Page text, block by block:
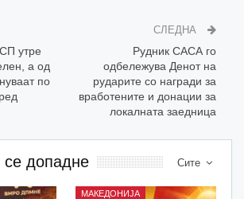
утре
а од
по
СЛЕДНА
Рудник САСА го
одбележува Денот на
рударите со награди за
вработените и донации за
локалната заедница
Сите
допадне
МАКЕДОНИЈА